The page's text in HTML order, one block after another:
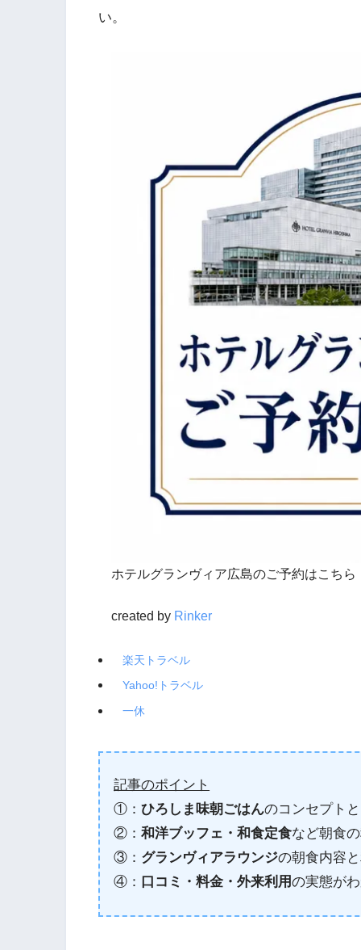
い。
ホテルグランヴィア広島のご予約はこちら
created by Rinker
楽天トラベル
Yahoo!トラベル
一休
記事のポイント
①：ひろしま味朝ごはんのコンセプト
②：和洋ブッフェ・和食定食など朝食
③： グランヴィアラウンジの朝食内容
④： 口コミ・料金・外来利用の実態が